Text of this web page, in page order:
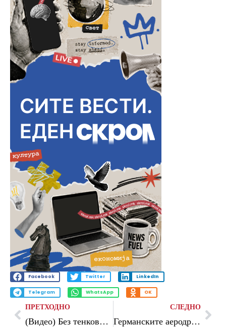
Facebook Twitter LinkedIn
Telegram WhatsApp OK
ПРЕТХОДНО
(Видео) Без тенкови на Црвениот плоштад: поинаква Парада на победата во Москва
СЛЕДНО
Германските аеродроми предупредуваат: Можни масовни откажувања на летови и поскапи билети